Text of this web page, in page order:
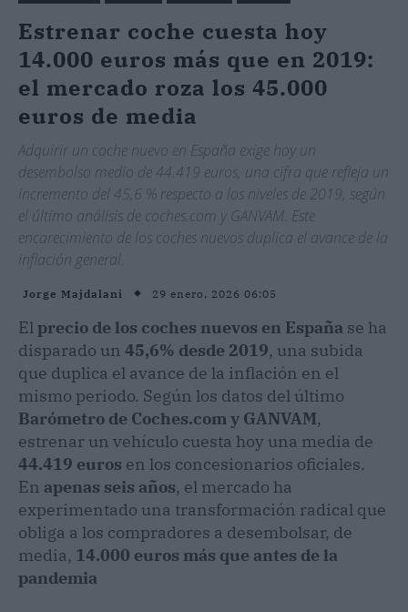
Estrenar coche cuesta hoy
14.000 euros más que en 2019:
el mercado roza los 45.000
euros de media
Adquirir un coche nuevo en España exige hoy un
desembolso medio de 44.419 euros, una cifra que refleja un
incremento del 45,6 % respecto a los niveles de 2019, según
el último análisis de coches.com y GANVAM. Este
encarecimiento de los coches nuevos duplica el avance de la
inflación general.
Jorge Majdalani 29 enero, 2026 06:05
Elprecio de los coches nuevos en España se ha
disparado un 45,6% desde 2019, una subida
que duplica el avance de la inflación en el
mismo periodo. Según los datos del último
Barómetro de Coches.com y GANVAM,
estrenar un vehículo cuesta hoy una media de
44.419 euros en los concesionarios oficiales.
En apenas seis años, el mercado ha
experimentado una transformación radical que
obliga a los compradores a desembolsar, de
media, 14.000 euros más que antes de la
pandemia